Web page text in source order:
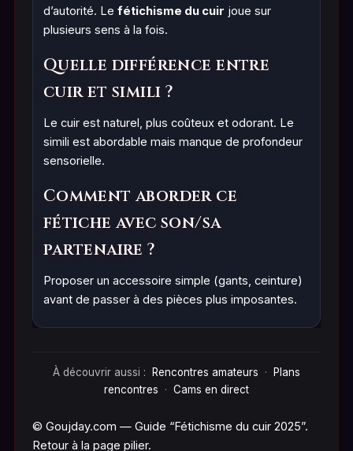
d’autorité. Le fétichisme du cuir joue sur
plusieurs sens à la fois.
Quelle différence entre
cuir et simili ?
Le cuir est naturel, plus coûteux et odorant. Le
simili est abordable mais manque de profondeur
sensorielle.
Comment aborder ce
fétiche avec son/sa
partenaire ?
Proposer un accessoire simple (gants, ceinture)
avant de passer à des pièces plus imposantes.
À découvrir aussi : Rencontres amateurs ·
Plans
rencontres · Cams en direct
©️ Goujday.com — Guide “Fétichisme du cuir 2025”.
Retour à la page pilier.